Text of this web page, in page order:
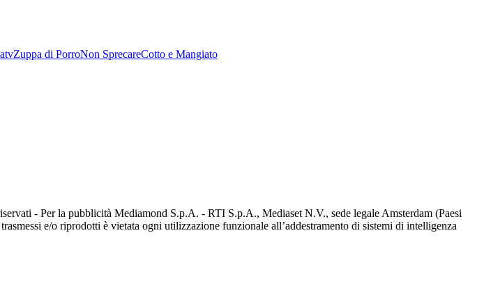
Zuppa di PorroNon SprecareCotto e Mangiato
- Per la pubblicità Mediamond S.p.A. - RTI S.p.A., Mediaset N.V., sede legale Amsterdam (Paesi
e/o riprodotti è vietata ogni utilizzazione funzionale all’addestramento di sistemi di intelligenza